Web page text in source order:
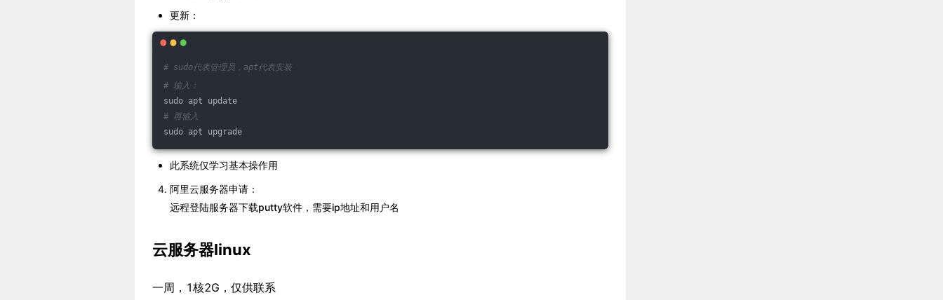
更新：
# sudo代表管理员，apt代表安装
# 输入：
sudo apt update
# 再输入
sudo apt upgrade
此系统仅学习基本操作用
阿里云服务器申请：
远程登陆服务器下载putty软件，需要ip地址和用户名
云服务器linux
一周，1核2G，仅供联系